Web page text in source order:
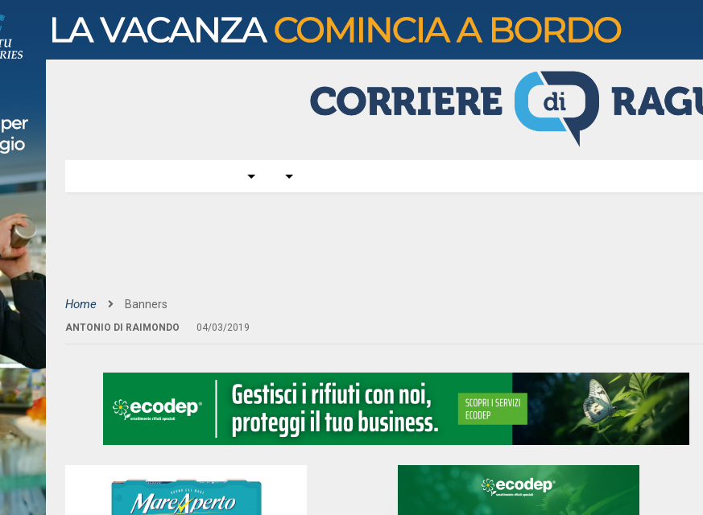
Home Banners
ANTONIO DI RAIMONDO 04/03/2019